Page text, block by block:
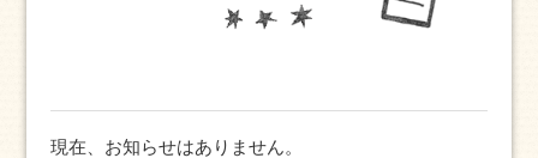
現在、お知らせはありません。